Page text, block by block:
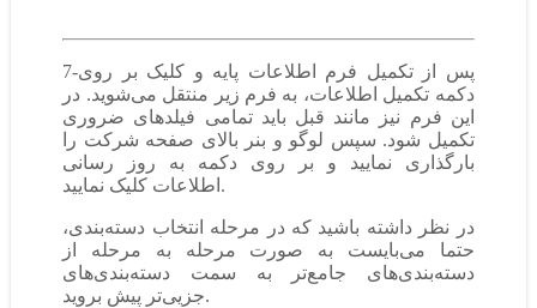
7-پس از تکمیل فرم اطلاعات پایه و کلیک بر روی
دکمه تکمیل اطلاعات، به فرم زیر منتقل می‌شوید. در
این فرم نیز مانند قبل باید تمامی فیلدهای ضروری
تکمیل شود. سپس لوگو و بنر بالای صفحه شرکت را
بارگذاری نمایید و بر روی دکمه به روز رسانی
اطلاعات کلیک نمایید.
در نظر داشته باشید که در مرحله انتخاب دسته‌بندی،
حتما می‌بایست به صورت مرحله به مرحله از
دسته‌بندی‌های جامع‌تر به سمت دسته‌بندی‌های
جزیی‌تر پیش بروید.